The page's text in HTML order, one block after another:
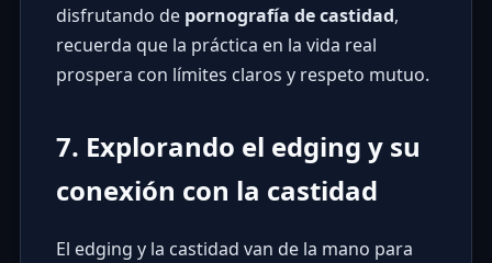
disfrutando de pornografía de castidad,
recuerda que la práctica en la vida real
prospera con límites claros y respeto mutuo.
7. Explorando el edging y su
conexión con la castidad
El edging y la castidad van de la mano para